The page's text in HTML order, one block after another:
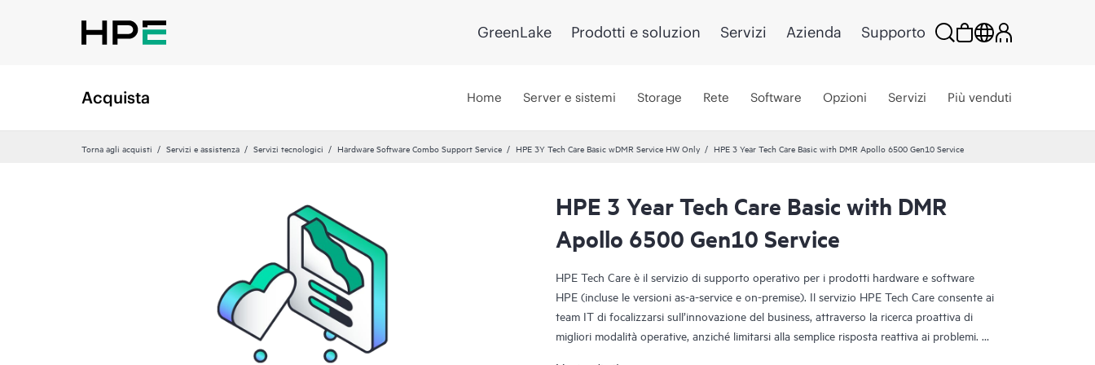
GreenLake Prodotti e soluzion Servizi Azienda Supporto
Acquista Home Server e sistemi Storage Rete Software Opzioni Servizi Più venduti
Torna agli acquisti Servizi e assistenza Servizi tecnologici Hardware Software Combo Support Service HPE 3Y Tech Care Basic wDMR Service HW Only HPE 3 Year Tech Care Basic with DMR Apollo 6500 Gen10 Service
HPE 3 Year Tech Care Basic with DMR
Apollo 6500 Gen10 Service
HPE Tech Care è il servizio di supporto operativo per i prodotti hardware e software
HPE (incluse le versioni as-a-service e on-premise). Il servizio HPE Tech Care consente ai
team IT di focalizzarsi sull’innovazione del business, attraverso la ricerca proattiva di
migliori modalità operative, anziché limitarsi alla semplice risposta reattiva ai problemi.